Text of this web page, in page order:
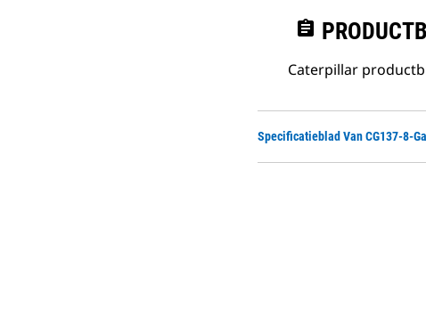
assignment
Caterpillar
Specificatieblad Van CG137-8-